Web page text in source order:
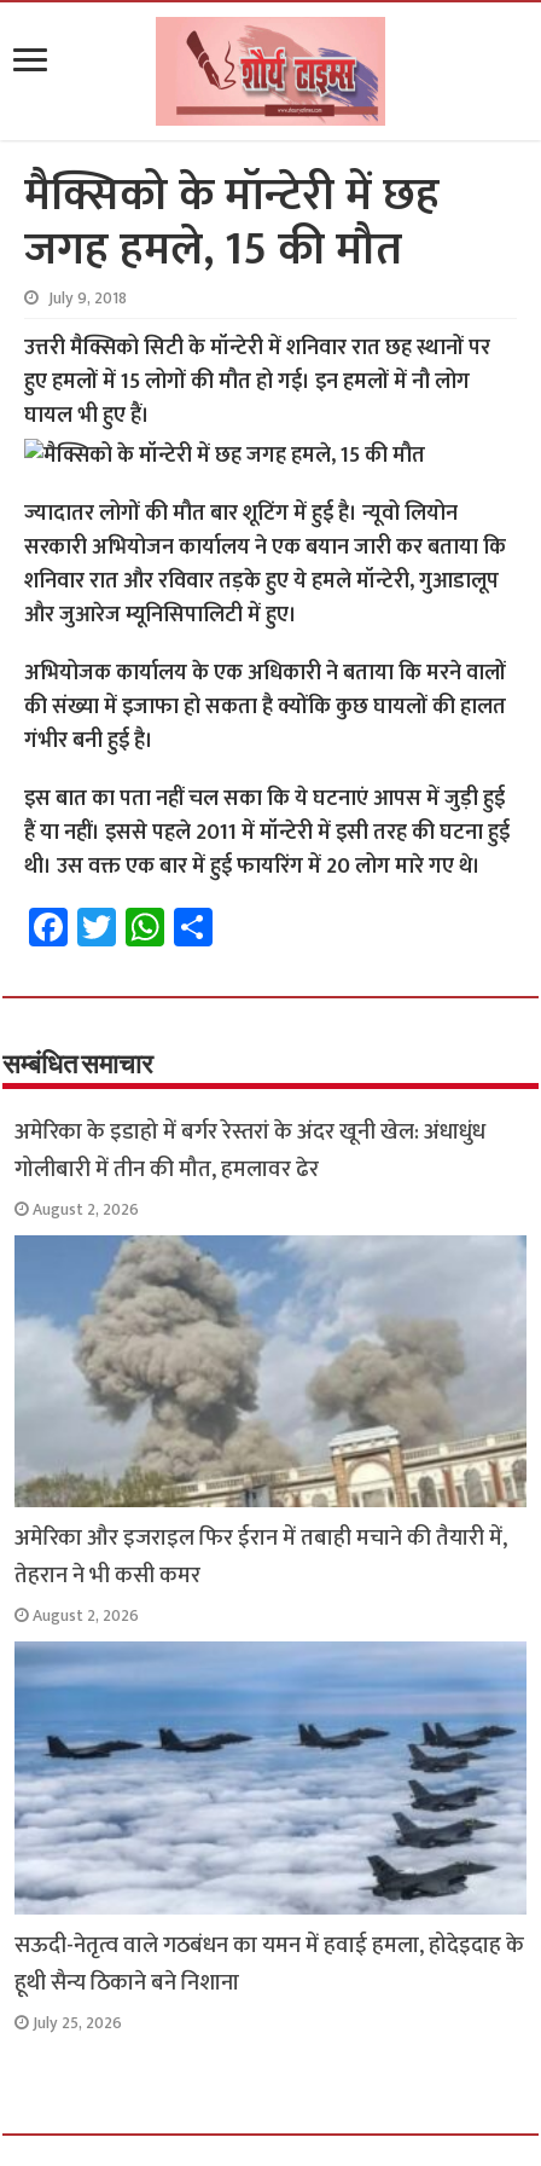
मैक्सिको के मॉन्टेरी में छह
जगह हमले, 15 की मौत
July 9, 2018
उत्तरी मैक्सिको सिटी के मॉन्टेरी में शनिवार रात छह स्थानों पर
हुए हमलों में 15 लोगों की मौत हो गई। इन हमलों में नौ लोग
घायल भी हुए हैं।
ज्यादातर लोगों की मौत बार शूटिंग में हुई है। न्यूवो लियोन
सरकारी अभियोजन कार्यालय ने एक बयान जारी कर बताया कि
शनिवार रात और रविवार तड़के हुए ये हमले मॉन्टेरी, गुआडालूप
और जुआरेज म्यूनिसिपालिटी में हुए।
अभियोजक कार्यालय के एक अधिकारी ने बताया कि मरने वालों
की संख्या में इजाफा हो सकता है क्योंकि कुछ घायलों की हालत
गंभीर बनी हुई है।
इस बात का पता नहीं चल सका कि ये घटनाएं आपस में जुड़ी हुई
हैं या नहीं। इससे पहले 2011 में मॉन्टेरी में इसी तरह की घटना हुई
थी। उस वक्त एक बार में हुई फायरिंग में 20 लोग मारे गए थे।
Fa
ce
b
o
o
k
T
wi
tt
er
W
h
at
p
p
ar
सम्बंधित समाचार
अमेरिका के इडाहो में बर्गर रेस्तरां के अंदर खूनी खेल: अंधाधुंध
गोलीबारी में तीन की मौत, हमलावर ढेर
August 2, 2026
अमेरिका और इजराइल फिर ईरान में तबाही मचाने की तैयारी में,
तेहरान ने भी कसी कमर
August 2, 2026
सऊदी-नेतृत्व वाले गठबंधन का यमन में हवाई हमला, होदेइदाह के
हूथी सैन्य ठिकाने बने निशाना
July 25, 2026